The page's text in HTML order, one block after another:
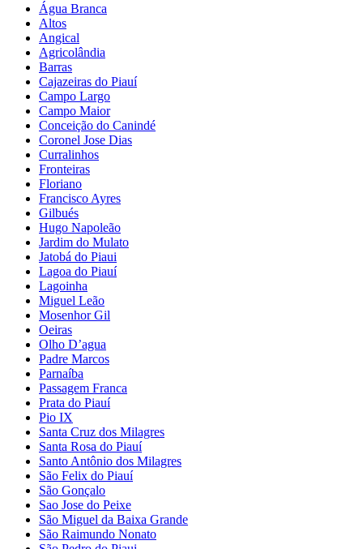
Água Branca
Altos
Angical
Agricolândia
Barras
Cajazeiras do Piauí
Campo Largo
Campo Maior
Conceição do Canindé
Coronel Jose Dias
Curralinhos
Fronteiras
Floriano
Francisco Ayres
Gilbués
Hugo Napoleão
Jardim do Mulato
Jatobá do Piaui
Lagoa do Piauí
Lagoinha
Miguel Leão
Mosenhor Gil
Oeiras
Olho D’agua
Padre Marcos
Parnaíba
Passagem Franca
Prata do Piauí
Pio IX
Santa Cruz dos Milagres
Santa Rosa do Piauí
Santo Antônio dos Milagres
São Felix do Piauí
São Gonçalo
Sao Jose do Peixe
São Miguel da Baixa Grande
São Raimundo Nonato